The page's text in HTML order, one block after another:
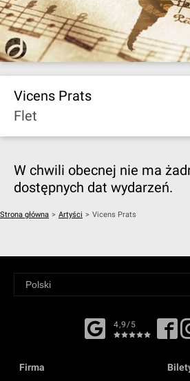
Vicens Prats
Flet
W chwili obecnej nie ma
dostępnych dat wydarzeń.
Strona główna > Artyści > Vicens Prats
4,9/5
Firma